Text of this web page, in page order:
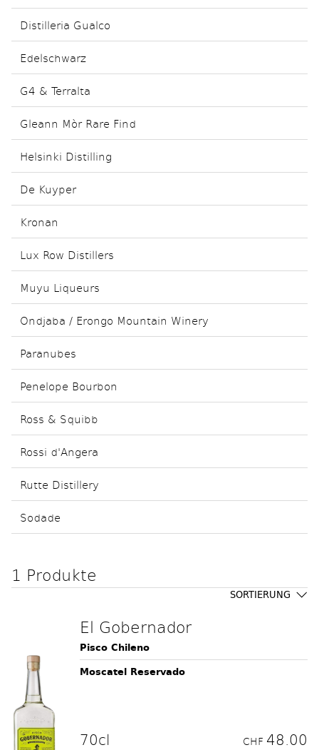
Distilleria Gualco
Edelschwarz
G4 & Terralta
Gleann Mòr Rare Find
Helsinki Distilling
De Kuyper
Kronan
Lux Row Distillers
Muyu Liqueurs
Ondjaba / Erongo Mountain Winery
Paranubes
Penelope Bourbon
Ross & Squibb
Rossi d'Angera
Rutte Distillery
Sodade
1 Produkte
SORTIERUNG
El Gobernador
Pisco Chileno
Moscatel Reservado
70cl CHF 48.00